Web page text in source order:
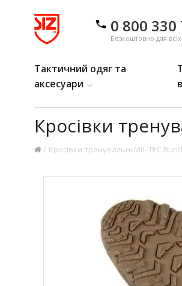
0 800 330
Безкоштовно для
Тактичний одяг та
аксесуари
Кросівки
Кросівки тренувальні MIL-TEC